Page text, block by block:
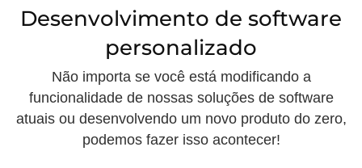
Desenvolvimento de software
personalizado
Não importa se você está modificando a
funcionalidade de nossas soluções de software
atuais ou desenvolvendo um novo produto do zero,
podemos fazer isso acontecer!